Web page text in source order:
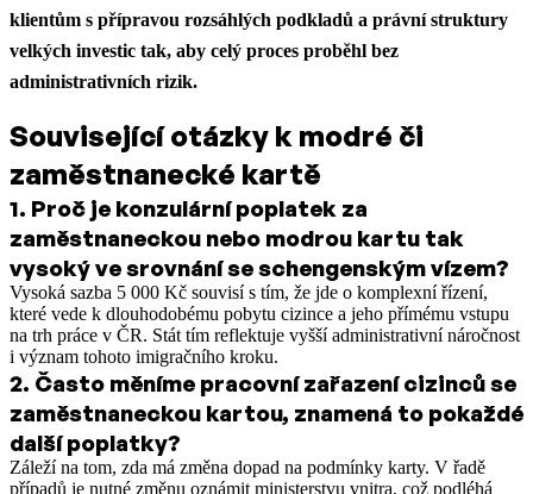
klientům s přípravou rozsáhlých podkladů a právní struktury
velkých investic tak, aby celý proces proběhl bez
administrativních rizik.
Související otázky k modré či
zaměstnanecké kartě
1. Proč je konzulární poplatek za
zaměstnaneckou nebo modrou kartu tak
vysoký ve srovnání se schengenským vízem?
Vysoká sazba 5 000 Kč souvisí s tím, že jde o komplexní řízení,
které vede k dlouhodobému pobytu cizince a jeho přímému vstupu
na trh práce v ČR. Stát tím reflektuje vyšší administrativní náročnost
i význam tohoto imigračního kroku.
2. Často měníme pracovní zařazení cizinců se
zaměstnaneckou kartou, znamená to pokaždé
další poplatky?
Záleží na tom, zda má změna dopad na podmínky karty. V řadě
případů je nutné změnu oznámit ministerstvu vnitra, což podléhá